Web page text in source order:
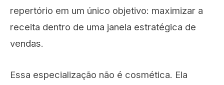
repertório em um único objetivo: maximizar a
receita dentro de uma janela estratégica de
vendas.
Essa especialização não é cosmética. Ela